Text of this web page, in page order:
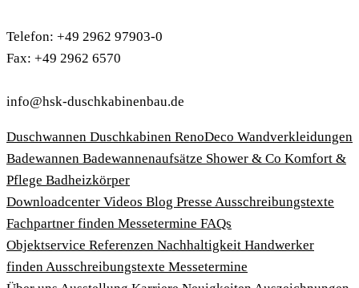
Telefon: +49 2962 97903-0
Fax: +49 2962 6570
info@hsk-duschkabinenbau.de
Duschwannen Duschkabinen RenoDeco Wandverkleidungen
Badewannen Badewannenaufsätze Shower & Co Komfort &
Pflege Badheizkörper
Download­center Videos Blog Presse Ausschreibungstexte
Fachpartner finden Messetermine FAQs
Objektservice Referenzen Nachhaltigkeit Handwerker
finden Ausschreibungstexte Messetermine